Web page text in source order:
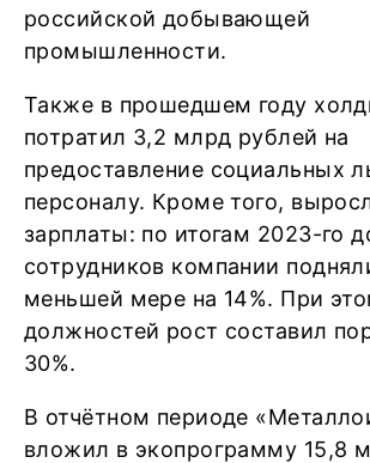
российской добывающей
промышленности.
Также в прошедшем году
потратил 3,2 млрд рублей на
предоставление социальных
персоналу. Кроме того,
зарплаты: по итогам 2023-го
сотрудников компании
меньшей мере на 14%. При
должностей рост составил
30%.
В отчётном периоде
вложил в экопрограмму 15,8